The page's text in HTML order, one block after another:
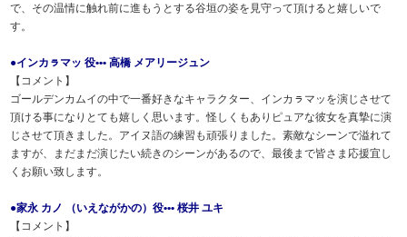
で、その温情に触れ前に進もうとする谷垣の姿を見守って頂けると嬉しいで
す。
●インカㇻマッ 役••• 高橋 メアリージュン
【コメント】
ゴールデンカムイの中で一番好きなキャラクター、インカㇻマッを演じさせて
頂ける事になりとても嬉しく思います。怪しくもありピュアな彼女を真摯に演
じさせて頂きました。アイヌ語の練習も頑張りました。素敵なシーンで溢れて
ますが、まだまだ演じたい続きのシーンがあるので、最後まで皆さま応援宜し
くお願い致します。
●家永 カノ （いえながかの）役••• 桜井 ユキ
【コメント】